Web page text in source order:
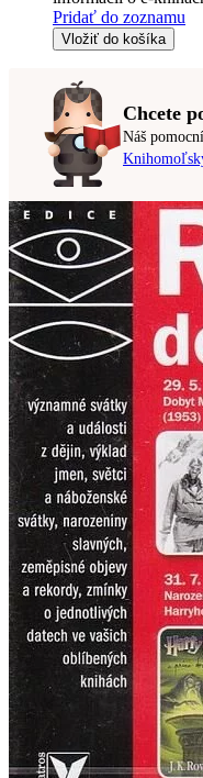
Pridať do zoznamu
Vložiť do košíka
Chcete
Náš